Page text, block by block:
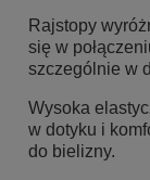
Rajstopy
się w
szczególnie w
Wysoka
w dotyku i
do bielizny.